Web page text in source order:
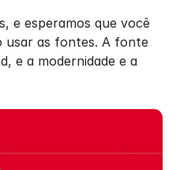
e esperamos que você
usar as fontes. A fonte
e a modernidade e a